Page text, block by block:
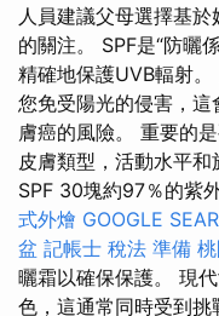
人員建議父母選擇基
的關注。 SPF是“防曬
精確地保護UVB輻射
您免受陽光的侵害，
膚癌的風險。 重要的
皮膚類型，活動水平和
SPF 30塊約97％的紫
式外燴 GOOGLE
盆 記帳士 稅法 準備
曬霜以確保保護。 現
色，這通常同時受到